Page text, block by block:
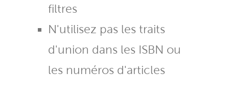
filtres
N'utilisez pas les traits
d'union dans les ISBN ou
les numéros d'articles